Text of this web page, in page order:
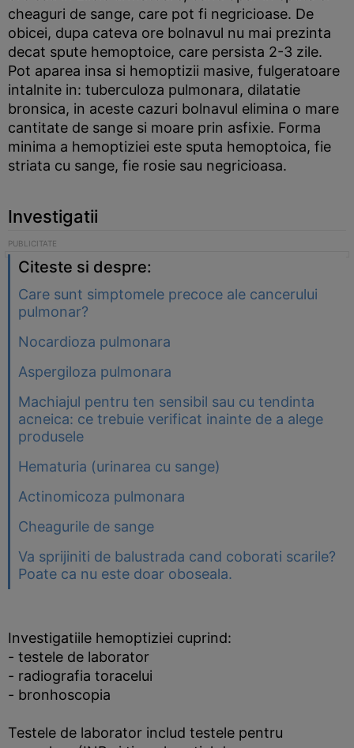
cheaguri de sange, care pot fi negricioase. De
obicei, dupa cateva ore bolnavul nu mai prezinta
decat spute hemoptoice, care persista 2-3 zile.
Pot aparea insa si hemoptizii masive, fulgeratoare
intalnite in: tuberculoza pulmonara, dilatatie
bronsica, in aceste cazuri bolnavul elimina o mare
cantitate de sange si moare prin asfixie. Forma
minima a hemoptiziei este sputa hemoptoica, fie
striata cu sange, fie rosie sau negricioasa.
Investigatii
Citeste si despre:
Care sunt simptomele precoce ale cancerului
pulmonar?
Nocardioza pulmonara
Aspergiloza pulmonara
Machiajul pentru ten sensibil sau cu tendinta
acneica: ce trebuie verificat inainte de a alege
produsele
Hematuria (urinarea cu sange)
Actinomicoza pulmonara
Cheagurile de sange
Va sprijiniti de balustrada cand coborati scarile?
Poate ca nu este doar oboseala.
Investigatiile hemoptiziei cuprind:
- testele de laborator
- radiografia toracelui
- bronhoscopia
Testele de laborator includ testele pentru